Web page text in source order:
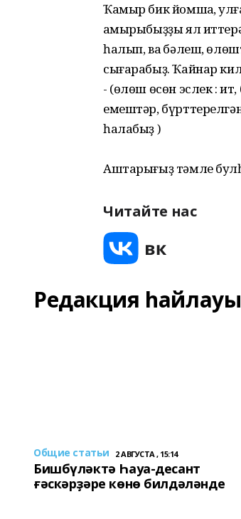
Ҡамыр бик йомшаҡ,
ҡамырыбыҙҙы ял
һалып, ваҡ бәлеш,
сығарабыҙ. Ҡайнар
- (өлөш өсөн эслек : ит,
емештәр,
һалабыҙ )
Аштарығыҙ тәмле
Читайте нас
Редакция һайлауы
Общие статьи 2 АВГУСТА , 15:14
Бишбүләктә Һауа-десант
ғәскәрҙәре көнө билдәләнде